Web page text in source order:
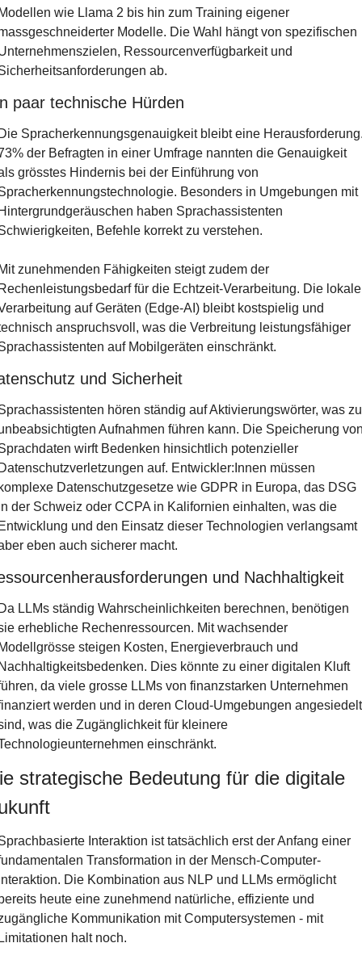
wie Llama 2 bis hin zum Training eigener
Modelle. Die Wahl hängt von spezifischen
Ressourcenverfügbarkeit und
ab.
paar technische Hürden
Spracherkennungsgenauigkeit bleibt eine
der Befragten in einer Umfrage nannten die Genauigkeit
grösstes Hindernis bei der Einführung von
Besonders in Umgebungen mit
haben Sprachassistenten
Befehle korrekt zu verstehen.
zunehmenden Fähigkeiten steigt zudem der
für die Echtzeit-Verarbeitung. Die lokale
auf Geräten (Edge-AI) bleibt kostspielig und
anspruchsvoll, was die Verbreitung leistungsfähiger
auf Mobilgeräten einschränkt.
und Sicherheit
hören ständig auf Aktivierungswörter, was zu
Aufnahmen führen kann. Die Speicherung
wirft Bedenken hinsichtlich potenzieller
auf. Entwickler:Innen müssen
Datenschutzgesetze wie GDPR in Europa, das DSG
der Schweiz oder CCPA in Kalifornien einhalten, was die
und den Einsatz dieser Technologien verlangsamt
eben auch sicherer macht.
und Nachhaltigkeit
LLMs ständig Wahrscheinlichkeiten berechnen, benötigen
erhebliche Rechenressourcen. Mit wachsender
steigen Kosten, Energieverbrauch und
Dies könnte zu einer digitalen Kluft
da viele grosse LLMs von finanzstarken Unternehmen
werden und in deren Cloud-Umgebungen angesiedelt
was die Zugänglichkeit für kleinere
einschränkt.
strategische Bedeutung für die digitale
Interaktion ist tatsächlich erst der Anfang einer
Transformation in der Mensch-Computer-
Die Kombination aus NLP und LLMs ermöglicht
heute eine zunehmend natürliche, effiziente und
Kommunikation mit Computersystemen - mit
halt noch.